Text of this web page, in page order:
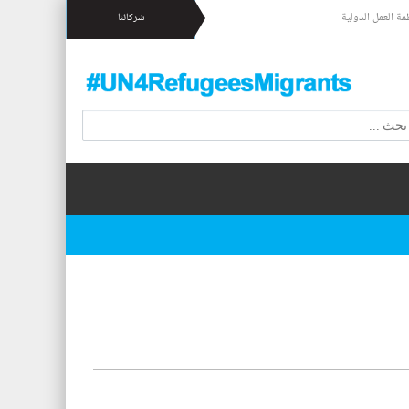
العمل الدولية شركائنا